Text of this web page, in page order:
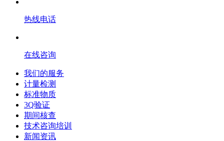
热线电话
在线咨询
我们的服务
计量检测
标准物质
3Q验证
期间核查
技术咨询培训
新闻资讯